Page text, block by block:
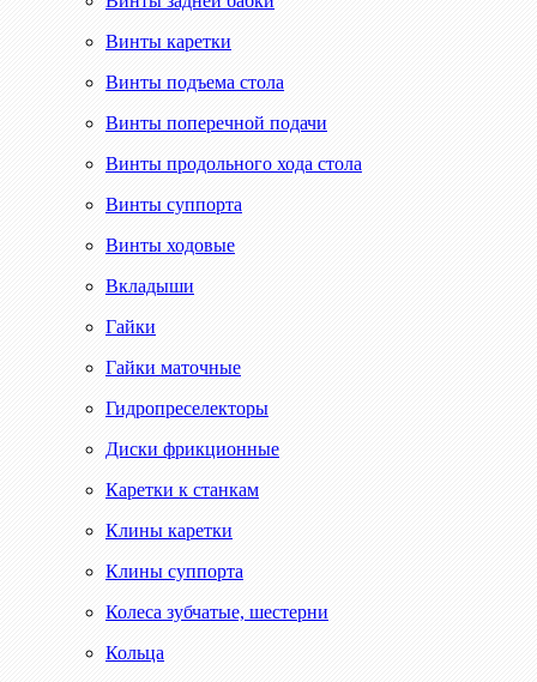
Винты каретки
Винты подъема стола
Винты поперечной подачи
Винты продольного хода стола
Винты суппорта
Винты ходовые
Вкладыши
Гайки
Гайки маточные
Гидропреселекторы
Диски фрикционные
Каретки к станкам
Клины каретки
Клины суппорта
Колеса зубчатые, шестерни
Кольца